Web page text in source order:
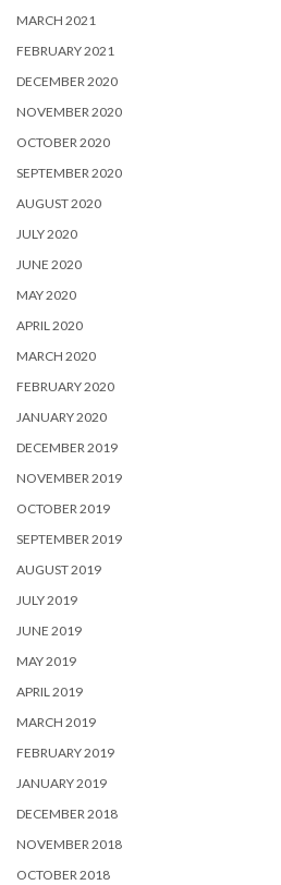
MARCH 2021
FEBRUARY 2021
DECEMBER 2020
NOVEMBER 2020
OCTOBER 2020
SEPTEMBER 2020
AUGUST 2020
JULY 2020
JUNE 2020
MAY 2020
APRIL 2020
MARCH 2020
FEBRUARY 2020
JANUARY 2020
DECEMBER 2019
NOVEMBER 2019
OCTOBER 2019
SEPTEMBER 2019
AUGUST 2019
JULY 2019
JUNE 2019
MAY 2019
APRIL 2019
MARCH 2019
FEBRUARY 2019
JANUARY 2019
DECEMBER 2018
NOVEMBER 2018
OCTOBER 2018